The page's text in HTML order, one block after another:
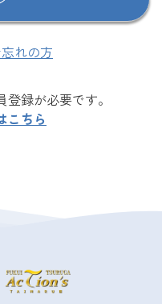
れの方
録が必要です。
こちら